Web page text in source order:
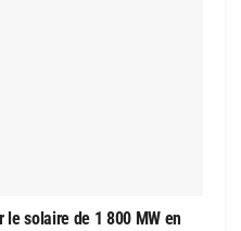
le solaire de 1 800 MW en